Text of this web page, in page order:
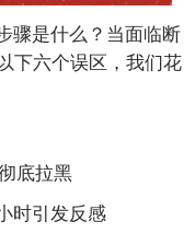
是什么？当面临断
下六个误区，我们花
底拉黑
时引发反感